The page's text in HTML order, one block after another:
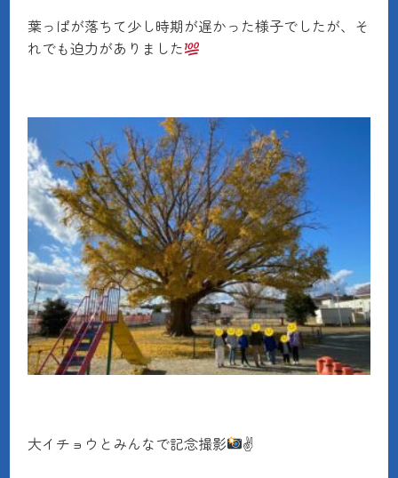
葉っぱが落ちて少し時期が遅かった様子でしたが、そ
れでも迫力がありました
大イチョウとみんなで記念撮影 ✌